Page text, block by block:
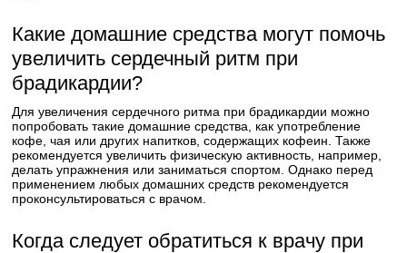
Какие домашние средства могут помочь
увеличить сердечный ритм при
брадикардии?
Для увеличения сердечного ритма при брадикардии можно
попробовать такие домашние средства, как употребление
кофе, чая или других напитков, содержащих кофеин. Также
рекомендуется увеличить физическую активность, например,
делать упражнения или заниматься спортом. Однако перед
применением любых домашних средств рекомендуется
проконсультироваться с врачом.
Когда следует обратиться к врачу при